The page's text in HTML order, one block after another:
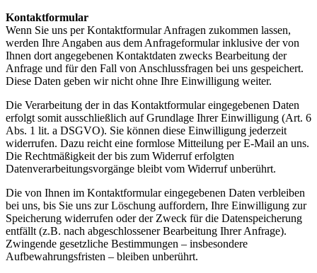
Kontaktformular
Wenn Sie uns per Kontaktformular Anfragen zukommen lassen,
werden Ihre Angaben aus dem Anfrageformular inklusive der von
Ihnen dort angegebenen Kontaktdaten zwecks Bearbeitung der
Anfrage und für den Fall von Anschlussfragen bei uns gespeichert.
Diese Daten geben wir nicht ohne Ihre Einwilligung weiter.
Die Verarbeitung der in das Kontaktformular eingegebenen Daten
erfolgt somit ausschließlich auf Grundlage Ihrer Einwilligung (Art. 6
Abs. 1 lit. a DSGVO). Sie können diese Einwilligung jederzeit
widerrufen. Dazu reicht eine formlose Mitteilung per E-Mail an uns.
Die Rechtmäßigkeit der bis zum Widerruf erfolgten
Datenverarbeitungsvorgänge bleibt vom Widerruf unberührt.
Die von Ihnen im Kontaktformular eingegebenen Daten verbleiben
bei uns, bis Sie uns zur Löschung auffordern, Ihre Einwilligung zur
Speicherung widerrufen oder der Zweck für die Datenspeicherung
entfällt (z.B. nach abgeschlossener Bearbeitung Ihrer Anfrage).
Zwingende gesetzliche Bestimmungen – insbesondere
Aufbewahrungsfristen – bleiben unberührt.